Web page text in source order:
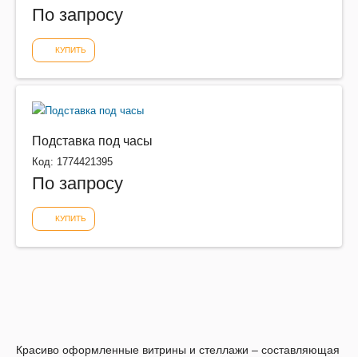
По запросу
КУПИТЬ
Подставка под часы
Код: 1774421395
По запросу
КУПИТЬ
Красиво оформленные витрины и стеллажи – составляющая